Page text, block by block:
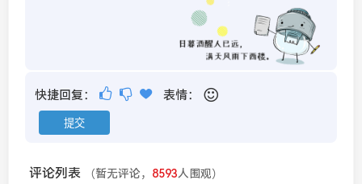
快捷回复： 表情：
评论列表 （暂无评论， 8593人围观）